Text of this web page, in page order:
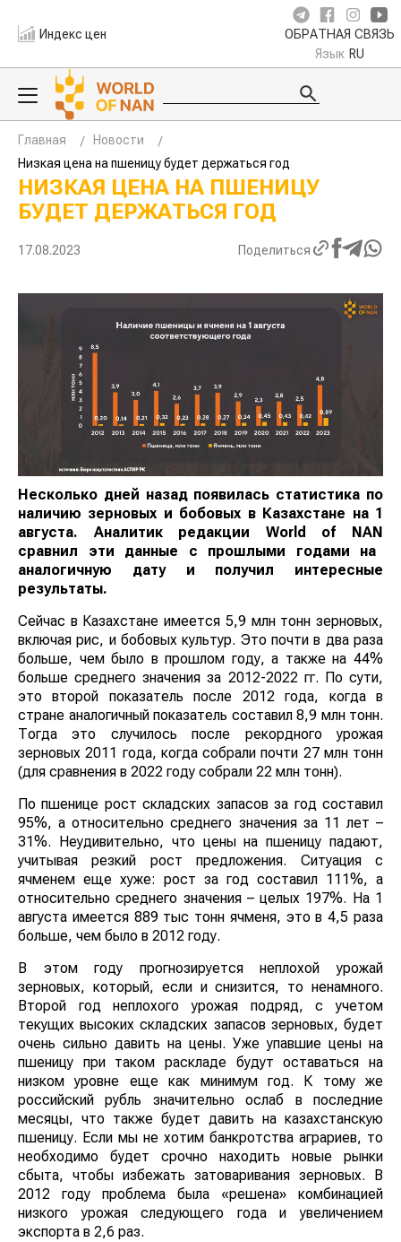
Индекс цен ОБРАТНАЯ СВЯЗЬ
Язык RU
Главная
Новости
Низкая цена на пшеницу будет держаться год
НИЗКАЯ ЦЕНА НА ПШЕНИЦУ
БУДЕТ ДЕРЖАТЬСЯ ГОД
17.08.2023 Поделиться
Несколько дней назад появилась статистика по
наличию зерновых и бобовых в Казахстане на 1
августа. Аналитик редакции World of
NAN
сравнил эти данные с прошлыми годами на
аналогичную дату и получил интересные
результаты.
Сейчас в Казахстане имеется 5,9 млн тонн зерновых,
включая рис, и бобовых культур. Это почти в два раза
больше, чем было в прошлом году, а также на 44%
больше среднего значения за 2012-2022 гг. По сути,
это второй показатель после 2012 года, когда в
стране аналогичный показатель составил 8,9 млн тонн.
Тогда это случилось после рекордного урожая
зерновых 2011 года, когда собрали почти 27 млн тонн
(для сравнения в 2022 году собрали 22 млн тонн).
По пшенице рост складских запасов за год составил
95%, а относительно среднего значения за 11 лет –
31%. Неудивительно, что цены на пшеницу падают,
учитывая резкий рост предложения. Ситуация с
ячменем еще хуже: рост за год составил 111%, а
относительно среднего значения – целых 197%. На 1
августа имеется 889 тыс тонн ячменя, это в 4,5 раза
больше, чем было в 2012 году.
В этом году прогнозируется неплохой урожай
зерновых, который, если и снизится, то ненамного.
Второй год неплохого урожая подряд, с учетом
текущих высоких складских запасов зерновых, будет
очень сильно давить на цены. Уже упавшие цены на
пшеницу при таком раскладе будут оставаться на
низком уровне еще как минимум год. К тому же
российский рубль значительно ослаб в последние
месяцы, что также будет давить на казахстанскую
пшеницу. Если мы не хотим банкротства аграриев, то
необходимо будет срочно находить новые рынки
сбыта, чтобы избежать затоваривания зерновых. В
2012 году проблема была «решена» комбинацией
низкого урожая следующего года и увеличением
экспорта в 2,6 раз.